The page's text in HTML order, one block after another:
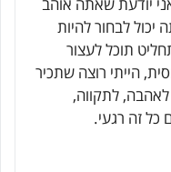
יודעת שאתה אוהב
לבחור להיות
תוכל לעצור
הייתי רוצה שתכיר
לתקווה,
כל זה רגעי.